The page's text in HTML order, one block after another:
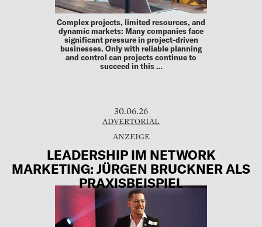
Complex projects, limited resources, and
dynamic markets: Many companies face
significant pressure in project-driven
businesses. Only with reliable planning
and control can projects continue to
succeed in this …
30.06.26
ADVERTORIAL
LEADERSHIP IM NETWORK
MARKETING: JÜRGEN BRUCKNER ALS
PRAXISBEISPIEL